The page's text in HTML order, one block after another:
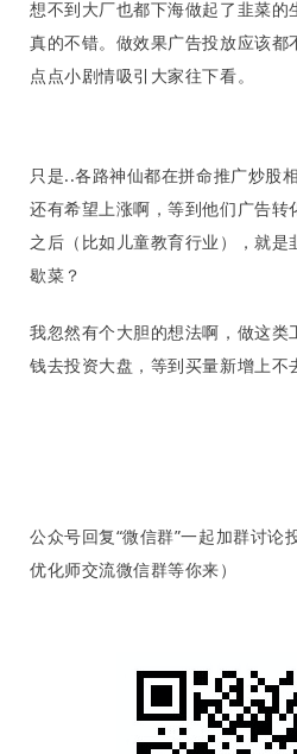
广
运
实
战
分
案
例
手
C
想不到大厂也都下海做起了韭菜的
真的不错。做效果广告投放应该都
点点小剧情吸引大家往下看。
只是..各路神仙都在拼命推广炒股
还有希望上涨啊，等到他们广告转
之后（比如儿童教育行业），就
歇菜？
我忽然有个大胆的想法啊，做这类
钱去投资大盘，等到买量新增上不
公众号回复“微信群”一起加群讨论
优化师交流微信群等你来）